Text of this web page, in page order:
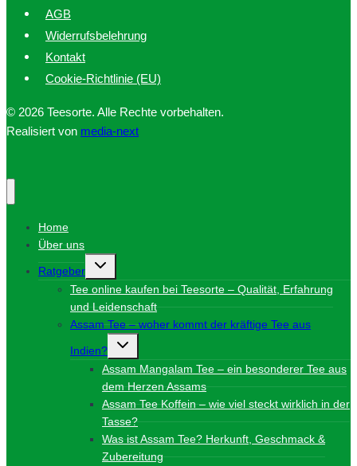
AGB
Widerrufsbelehrung
Kontakt
Cookie-Richtlinie (EU)
© 2026 Teesorte. Alle Rechte vorbehalten.
Realisiert von media-next
Home
Über uns
Ratgeber
Untermenü
Tee online kaufen bei Teesorte – Qualität, Erfahrung
und Leidenschaft
Assam Tee – woher kommt der kräftige Tee aus
Indien?
Untermenü
Assam Mangalam Tee – ein besonderer Tee aus
dem Herzen Assams
Assam Tee Koffein – wie viel steckt wirklich in der
Tasse?
Was ist Assam Tee? Herkunft, Geschmack &
Zubereitung